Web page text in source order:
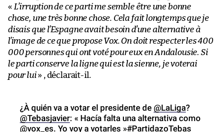
« L’irruption de ce parti me semble être une bonne
chose, une très bonne chose. Cela fait longtemps que je
disais que l’Espagne avait besoin d’une alternative à
l’image de ce que propose Vox. On doit respecter les 400
000 personnes qui ont voté pour eux en Andalousie. Si
le parti conserve la ligne qui est la sienne, je voterai
pour lui» , déclarait-il.
¿À quién va a votar el presidente de @LaLiga?
@Tebasjavier: « Hacía falta una alternativa como
@vox_es. Yo voy a votarles »#PartidazoTebas